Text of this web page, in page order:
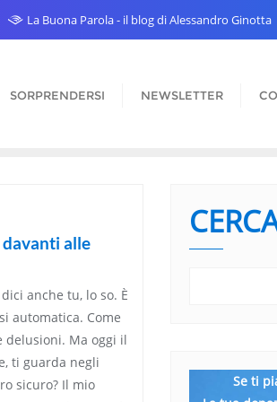
La Buona Parola - il blog di Alessandro Ginotta
SORPRENDERSI NEWSLETTER
davanti alle
anche tu, lo so. È
automatica. Come
delusioni. Ma oggi il
ti guarda negli
sicuro? Il mio
Se ti